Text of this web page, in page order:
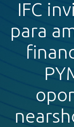
IFC
para